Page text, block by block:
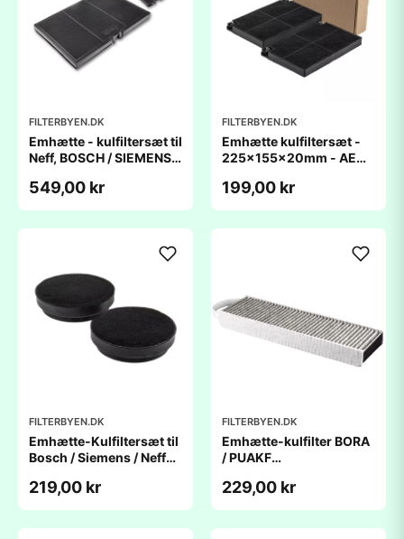
FILTERBYEN.DK
Emhætte - kulfiltersæt til
Neff, BOSCH / SIEMENS
L259xD90xH23mm
549,00 kr
FILTERBYEN.DK
Emhætte kulfiltersæt -
225x155x20mm - AEG /
199,00 kr
FILTERBYEN.DK
Emhætte-Kulfiltersæt til
Bosch / Siemens / NeffÂ
219,00 kr
FILTERBYEN.DK
Emhætte-kulfilter BORA
/ PUAKF
kompatibelt
229,00 kr